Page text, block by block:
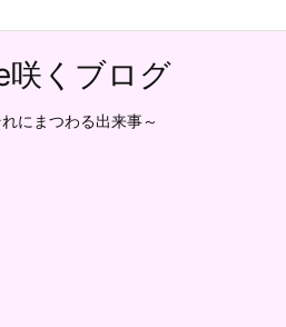
咲くブログ
にまつわる出来事～